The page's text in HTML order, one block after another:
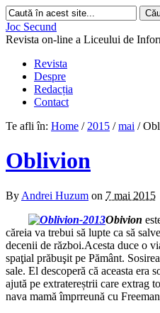
Joc Secund
Revista on-line a Liceului de
Revista
Despre
Redacția
Contact
Te afli în: Home / 2015 / mai /
Oblivion
By Andrei Huzum on 7 mai 2015
Obivion
căreia va trebui să lupte ca să
decenii de război.Acesta duce o
spaţial prăbuşit pe Pământ.
sale. El descoperă că aceasta
ajută pe extratereștrii care extrag
nava mamă împrreună cu